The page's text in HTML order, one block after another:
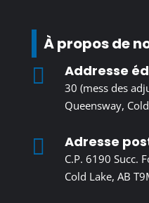
À propos de
 Addresse
30 (mess des
Queensway,
 Adresse
C.P. 6190 Succ.
Cold Lake, AB